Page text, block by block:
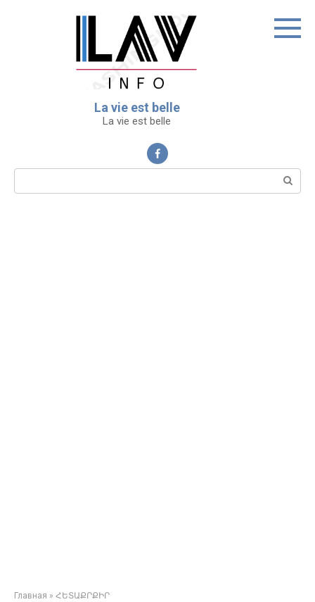
La vie est belle
La vie est belle
Поиск:
Главная » ՀԵՏԱՔՐՔԻՐ